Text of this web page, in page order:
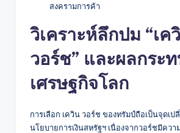
สงครามการค้า
วิเคราะห์ลึกปม “เค
วอร์ช” และผลกระ
เศรษฐกิจโลก
การเลือก เควิน วอร์ช ของทรัมป์ถือเป็นจุดเ
นโยบายการเงินสหรัฐฯ เนื่องจากวอร์ชมีคว